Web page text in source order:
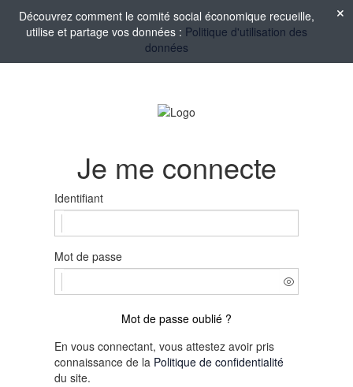
Découvrez comment le comité social économique recueille,
utilise et partage vos données : Politique d'utilisation des
données
Je me connecte
Identifiant
Mot de passe
Mot de passe oublié ?
En vous connectant, vous attestez avoir pris
connaissance de la Politique de confidentialité
du site.